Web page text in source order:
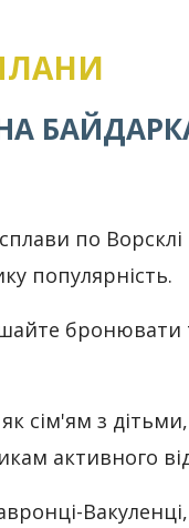
по
популярність.
бронювати
сім'ям з дітьми,
активного